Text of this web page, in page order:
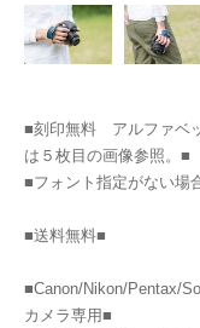
■刻印無料 アルファベ
は５枚目の画像参照。■
■フォント指定がない場
■送料無料■
■Canon/Nikon/Pentax/
カメラ専用■